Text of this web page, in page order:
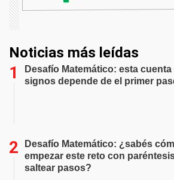
Noticias más leídas
Desafío Matemático: esta cuenta
signos depende de el primer
Desafío Matemático: ¿sabés
empezar este reto con
saltear pasos?